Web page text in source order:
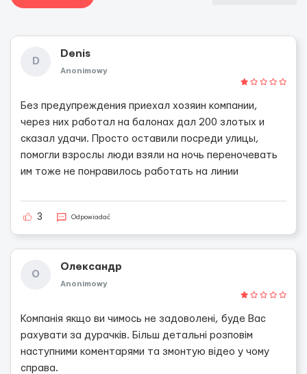
D
Denis
Anonimowy
Без предупреждения приехал хозяин компании,
через них работал на балонах дал 200 злотых и
сказал удачи. Просто оставили посреди улицы,
помогли взрослы люди взяли на ночь переночевать
им тоже не понравилось работать на линии
3 Odpowiadać
О
Олександр
Anonimowy
Компанія якщо ви чимось не задоволені, буде Вас
рахувати за дурачків. Більш детальні розповім
наступними коментарями та змонтую відео у чому
справа.